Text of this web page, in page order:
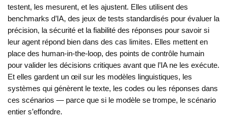
testent, les mesurent, et les ajustent. Elles utilisent des
benchmarks d’IA, des jeux de tests standardisés pour évaluer la
précision, la sécurité et la fiabilité des réponses pour savoir si
leur agent répond bien dans des cas limites. Elles mettent en
place des human-in-the-loop, des points de contrôle humain
pour valider les décisions critiques avant que l’IA ne les exécute.
Et elles gardent un œil sur les modèles linguistiques, les
systèmes qui génèrent le texte, les codes ou les réponses dans
ces scénarios — parce que si le modèle se trompe, le scénario
entier s’effondre.